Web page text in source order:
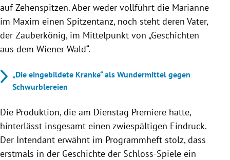
auf Zehenspitzen. Aber weder vollführt die Marianne
im Maxim einen Spitzentanz, noch steht deren Vater,
der Zauberkönig, im Mittelpunkt von „Geschichten
aus dem Wiener Wald“.
„Die eingebildete Kranke“ als Wundermittel gegen
Schwurblereien
Die Produktion, die am Dienstag Premiere hatte,
hinterlässt insgesamt einen zwiespältigen Eindruck.
Der Intendant erwähnt im Programmheft stolz, dass
erstmals in der Geschichte der Schloss-Spiele ein